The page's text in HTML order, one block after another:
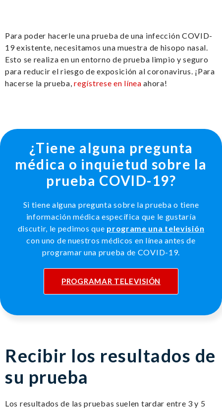
Para poder hacerle una prueba de una infección COVID-
19 existente, necesitamos una muestra de hisopo nasal.
Esto se realiza en un entorno de prueba limpio y seguro
para reducir el riesgo de exposición al coronavirus. ¡Para
hacerse la prueba,regístrese en línea ahora!
¿Tiene alguna pregunta
médica o inquietud sobre la
prueba COVID-19?
Si tiene alguna pregunta sobre la prueba o tiene
información médica específica que le gustaría
discutir, le pedimos que programe una televisión
con uno de nuestros médicos en línea antes de
programar una prueba de COVID-19.
PROGRAMAR TELEVISIÓN
Recibir los resultados de
su prueba
Los resultados de las pruebas suelen tardar entre 3 y 5